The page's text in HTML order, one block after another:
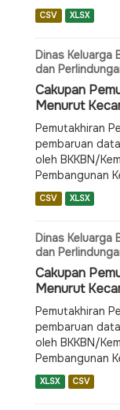
CSV XLSX
Dinas Keluarga
dan
Cakupan
Menurut
Pemutakhiran
pembaruan
oleh BKKBN/
Pembangunan
CSV XLSX
Dinas Keluarga
dan
Cakupan
Menurut
Pemutakhiran
pembaruan
oleh BKKBN/
Pembangunan
XLSX CSV